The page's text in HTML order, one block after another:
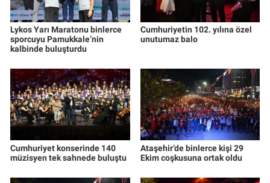
Lykos Yarı Maratonu binlerce
sporcuyu Pamukkale’nin
kalbinde buluşturdu
Cumhuriyetin 102. yılına özel
unutumaz balo
Cumhuriyet konserinde 140
müzisyen tek sahnede buluştu
Ataşehir’de binlerce kişi 29
Ekim coşkusuna ortak oldu